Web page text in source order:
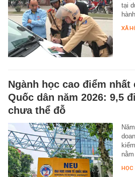
tại
XÃ
Ngành học cao điểm nhất
Quốc dân năm 2026: 9,5
chưa thể đỗ
HỌC